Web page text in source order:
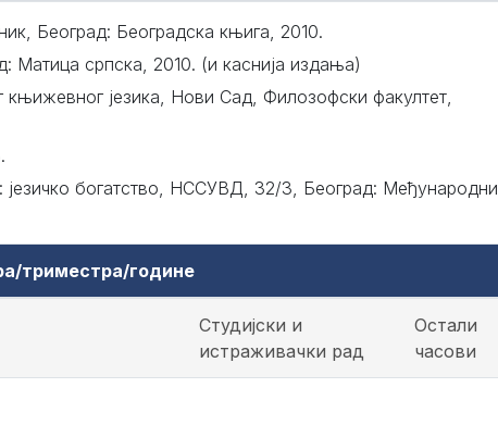
Београд: Београдска књига, 2010.
српска, 2010. (и каснија издања)
језика, Нови Сад, Филозофски факултет,
богатство, НССУВД, 32/3, Београд: Међународни
триместра/године
Студијски и
истраживачки рад
Остали
часови